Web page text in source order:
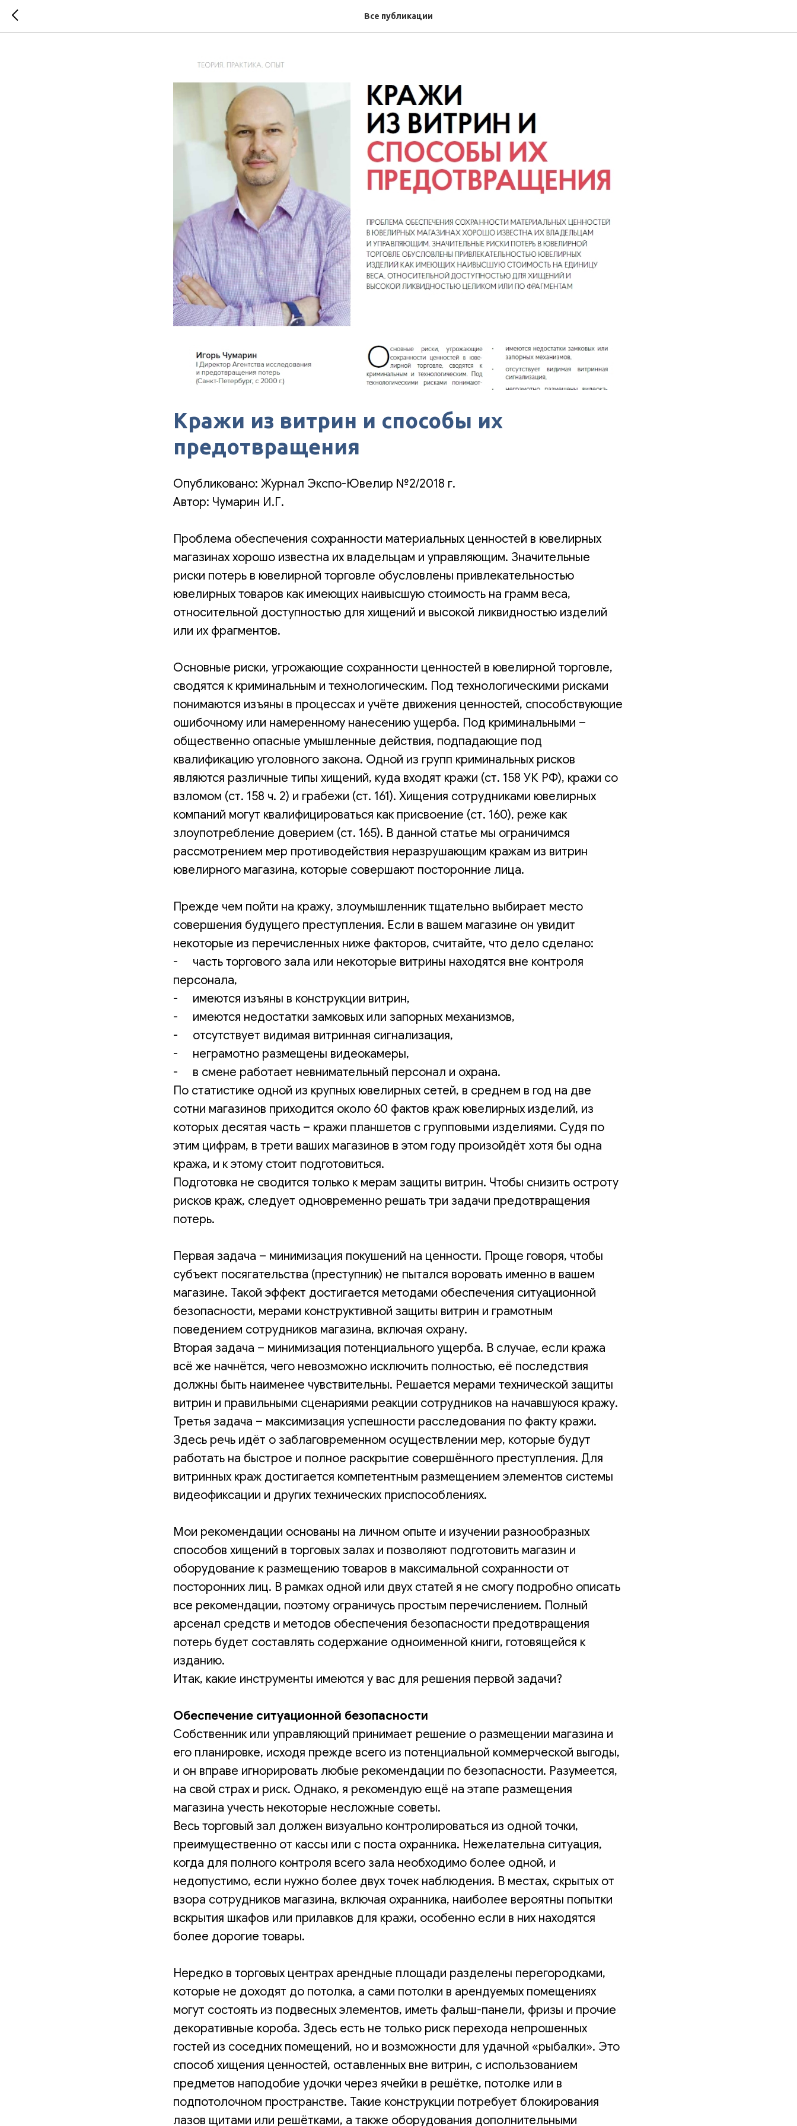
Все публикации
Кражи из витрин и способы их
предотвращения
Опубликовано: Журнал Экспо-Ювелир №2/2018 г.
Автор: Чумарин И.Г.
Проблема обеспечения сохранности материальных ценностей в ювелирных
магазинах хорошо известна их владельцам и управляющим. Значительные
риски потерь в ювелирной торговле обусловлены привлекательностью
ювелирных товаров как имеющих наивысшую стоимость на грамм веса,
относительной доступностью для хищений и высокой ликвидностью изделий
или их фрагментов.
Основные риски, угрожающие сохранности ценностей в ювелирной торговле,
сводятся к криминальным и технологическим. Под технологическими рисками
понимаются изъяны в процессах и учёте движения ценностей, способствующие
ошибочному или намеренному нанесению ущерба. Под криминальными –
общественно опасные умышленные действия, подпадающие под
квалификацию уголовного закона. Одной из групп криминальных рисков
являются различные типы хищений, куда входят кражи (ст. 158 УК РФ), кражи со
взломом (ст. 158 ч. 2) и грабежи (ст. 161). Хищения сотрудниками ювелирных
компаний могут квалифицироваться как присвоение (ст. 160), реже как
злоупотребление доверием (ст. 165). В данной статье мы ограничимся
рассмотрением мер противодействия неразрушающим кражам из витрин
ювелирного магазина, которые совершают посторонние лица.
Прежде чем пойти на кражу, злоумышленник тщательно выбирает место
совершения будущего преступления. Если в вашем магазине он увидит
некоторые из перечисленных ниже факторов, считайте, что дело сделано:
- часть торгового зала или некоторые витрины находятся вне контроля
персонала,
- имеются изъяны в конструкции витрин,
- имеются недостатки замковых или запорных механизмов,
- отсутствует видимая витринная сигнализация,
- неграмотно размещены видеокамеры,
- в смене работает невнимательный персонал и охрана.
По статистике одной из крупных ювелирных сетей, в среднем в год на две
сотни магазинов приходится около 60 фактов краж ювелирных изделий, из
которых десятая часть – кражи планшетов с групповыми изделиями. Судя по
этим цифрам, в трети ваших магазинов в этом году произойдёт хотя бы одна
кража, и к этому стоит подготовиться.
Подготовка не сводится только к мерам защиты витрин. Чтобы снизить остроту
рисков краж, следует одновременно решать три задачи предотвращения
потерь.
Первая задача – минимизация покушений на ценности. Проще говоря, чтобы
субъект посягательства (преступник) не пытался воровать именно в вашем
магазине. Такой эффект достигается методами обеспечения ситуационной
безопасности, мерами конструктивной защиты витрин и грамотным
поведением сотрудников магазина, включая охрану.
Вторая задача – минимизация потенциального ущерба. В случае, если кража
всё же начнётся, чего невозможно исключить полностью, её последствия
должны быть наименее чувствительны. Решается мерами технической защиты
витрин и правильными сценариями реакции сотрудников на начавшуюся кражу.
Третья задача – максимизация успешности расследования по факту кражи.
Здесь речь идёт о заблаговременном осуществлении мер, которые будут
работать на быстрое и полное раскрытие совершённого преступления. Для
витринных краж достигается компетентным размещением элементов системы
видеофиксации и других технических приспособлениях.
Мои рекомендации основаны на личном опыте и изучении разнообразных
способов хищений в торговых залах и позволяют подготовить магазин и
оборудование к размещению товаров в максимальной сохранности от
посторонних лиц. В рамках одной или двух статей я не смогу подробно описать
все рекомендации, поэтому ограничусь простым перечислением. Полный
арсенал средств и методов обеспечения безопасности предотвращения
потерь будет составлять содержание одноименной книги, готовящейся к
изданию.
Итак, какие инструменты имеются у вас для решения первой задачи?
Обеспечение ситуационной безопасности
Собственник или управляющий принимает решение о размещении магазина и
его планировке, исходя прежде всего из потенциальной коммерческой выгоды,
и он вправе игнорировать любые рекомендации по безопасности. Разумеется,
на свой страх и риск. Однако, я рекомендую ещё на этапе размещения
магазина учесть некоторые несложные советы.
Весь торговый зал должен визуально контролироваться из одной точки,
преимущественно от кассы или с поста охранника. Нежелательна ситуация,
когда для полного контроля всего зала необходимо более одной, и
недопустимо, если нужно более двух точек наблюдения. В местах, скрытых от
взора сотрудников магазина, включая охранника, наиболее вероятны попытки
вскрытия шкафов или прилавков для кражи, особенно если в них находятся
более дорогие товары.
Нередко в торговых центрах арендные площади разделены перегородками,
которые не доходят до потолка, а сами потолки в арендуемых помещениях
могут состоять из подвесных элементов, иметь фальш-панели, фризы и прочие
декоративные короба. Здесь есть не только риск перехода непрошенных
гостей из соседних помещений, но и возможности для удачной «рыбалки». Это
способ хищения ценностей, оставленных вне витрин, с использованием
предметов наподобие удочки через ячейки в решётке, потолке или в
подпотолочном пространстве. Такие конструкции потребует блокирования
лазов щитами или решётками, а также оборудования дополнительными